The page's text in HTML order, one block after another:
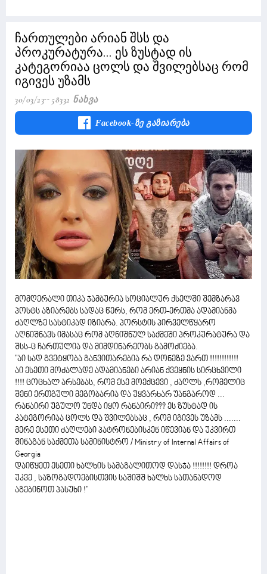
ჩართულები არიან შსს და
პროკურატურა... ეს ზუსტად ის
კატეგორიაა ცოლს და შვილებსაც რომ
იგივეს უზამს
30/03/23 58332 Ნახვა
Facebook-Ზე Გაზიარება
მომღერალი თიკა ჯამბურია სოციალურ ქსელში შემზარავ
პოსტს აზიარებს სადაც წერს, რომ ერთ-ერთმა ადამიანმა
ძაღლზე სასტიკად იზიარა. პორსტის პირველწყარო
აღნიშნავს იმასაც რომ აღნიშნულ საქმეში პროკურატურა და
შსს-ც ჩართულია და მიმდინარეობს გამოძიება.
"აი სად გვეტყობა განვითარებია რა დონეზე ვართ !!!!!!!!!!!!
აი ესეთი მოძალადე ადამიანები არიან ქვეყნის სირცხვილი
!!!! ცოცხალ არსებას, რომ ესე მოექცევი , ძაღლს ,რომელიც
შენი ერთგული მეგობარია და უყვარხარ უანგაროდ ...
რანაირი უგულო უნდა იყო რანაირი??? ეს ზუსტად ის
კატეგორიაა ცოლს და შვილებსაც , რომ იგივეს უზამს .......
მერე ესეთი ძაღლები პატრონებისკენ იწევიან და უკვირთ
შინაგან საქმეთა სამინისტრო / Ministry of Internal Affairs of
Georgia
დაიწყეთ ესეთი ხალხის სამაგალითოდ დასჯა !!!!!!!! დროა
უკვე , საზოგადოებისთვის საშიშშ ხალხს სათანადოდ
აგებინოთ პასუხი !"